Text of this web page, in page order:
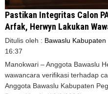
Pastikan Integritas Calon
Arfak, Herwyn Lakukan
Ditulis oleh : Bawaslu Kabupaten
16:37
Manokwari – Anggota Bawaslu
wawancara verifikasi terhadap
Anggota Bawaslu Kabupaten